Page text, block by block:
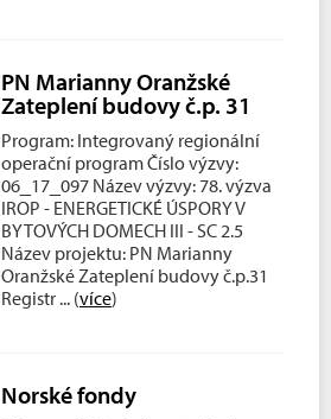
PN Marianny Oranžské
Zateplení budovy č.p. 31
Program: Integrovaný regionální
operační program Číslo výzvy:
06_17_097 Název výzvy: 78. výzva
IROP - ENERGETICKÉ ÚSPORY V
BYTOVÝCH DOMECH III - SC 2.5
Název projektu: PN Marianny
Oranžské Zateplení budovy č.p.31
Registr ... (více)
Norské fondy